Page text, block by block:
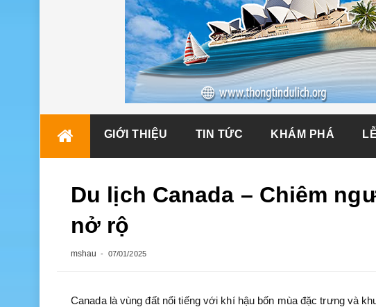
GIỚI THIỆU TIN TỨC KHÁM PHÁ
Du lịch Canada – Chiêm
nở rộ
mshau 07/01/2025
Canada là vùng đất nổi tiếng với khí hậu bốn mùa đặc trưng và